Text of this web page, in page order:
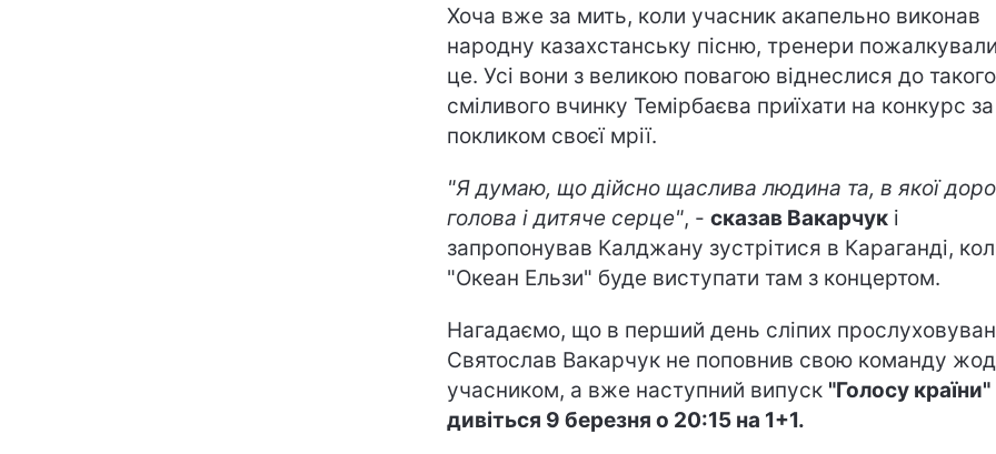
Хоча вже за мить, коли учасник акапельно виконав
народну казахстанську пісню, тренери
це. Усі вони з великою повагою віднеслися до такого
сміливого вчинку Темірбаєва приїхати на конкурс за
покликом своєї мрії.
"Я думаю, що дійсно щаслива людина та, в якої
голова і дитяче серце", - сказав Вакарчук і
запропонував Калджану зустрітися в Караганді,
"Океан Ельзи" буде виступати там з концертом.
Нагадаємо, що в перший день сліпих
Святослав Вакарчук не поповнив свою команду
учасником, а вже наступний випуск "Голосу країни"
дивіться 9 березня о 20:15 на 1+1.